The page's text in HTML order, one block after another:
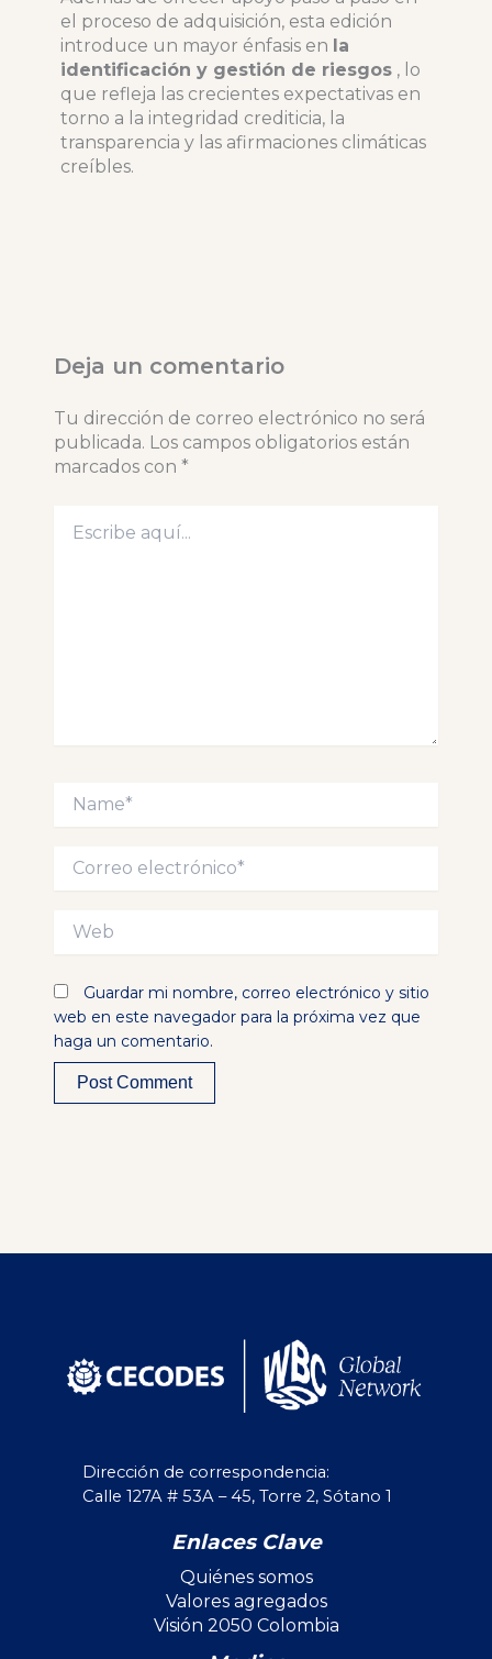
el proceso de adquisición, esta edición
introduce un mayor énfasis en la
identificación y gestión de riesgos, lo
que refleja las crecientes expectativas en
torno a la integridad crediticia, la
transparencia y las afirmaciones climáticas
creíbles.
Deja un comentario
Tu dirección de correo electrónico no será
publicada. Los campos obligatorios están
marcados con *
aquí...
Name*
Correo
electrónico*
Web
Guardar mi nombre, correo electrónico y sitio
web en este navegador para la próxima vez que
haga un comentario.
Dirección de correspondencia:
Calle 127A # 53A – 45, Torre 2, Sótano 1
Enlaces Clave
Quiénes somos
Valores agregados
Visión 2050 Colombia